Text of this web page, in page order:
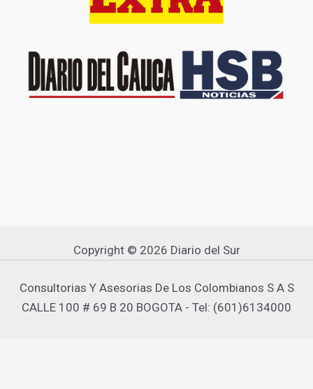
Copyright © 2026 Diario del Sur
Consultorias Y Asesorias De Los Colombianos S A S
CALLE 100 # 69 B 20 BOGOTA - Tel: (601)6134000